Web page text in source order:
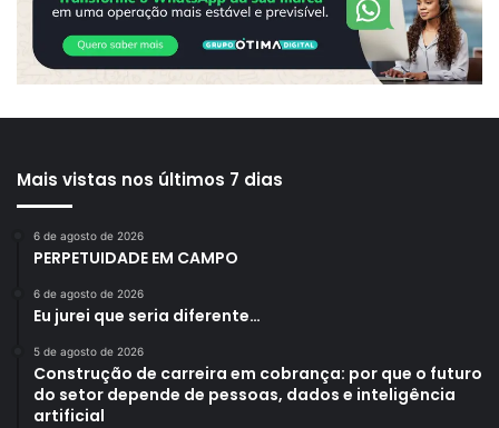
Mais vistas nos últimos 7 dias
6 de agosto de 2026
PERPETUIDADE EM CAMPO
6 de agosto de 2026
Eu jurei que seria diferente…
5 de agosto de 2026
Construção de carreira em cobrança: por que o futuro
do setor depende de pessoas, dados e inteligência
artificial